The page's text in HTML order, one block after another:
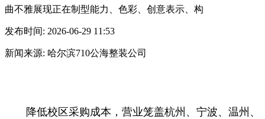
曲不雅展现正在制型能力、色彩、创意表示、构
发布时间: 2026-06-29 11:53
新闻来源: 哈尔滨710公海整装公司
降低校区采购成本，营业笼盖杭州、宁波、温州、